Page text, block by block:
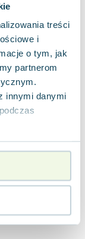
treści
i
o tym, jak
partnerom
innymi danymi